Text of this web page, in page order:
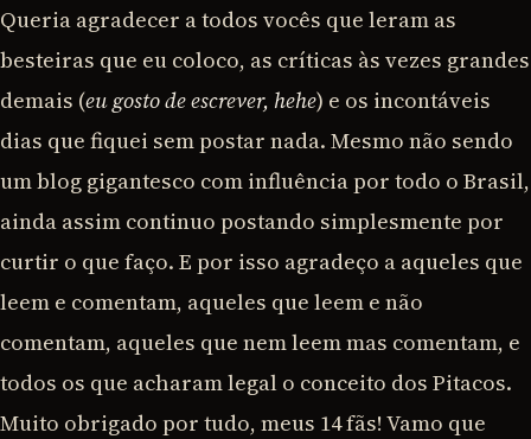
Queria agradecer a todos vocês que leram as
besteiras que eu coloco, as críticas às vezes grandes
demais (eu gosto de escrever, hehe) e os incontáveis
dias que fiquei sem postar nada. Mesmo não sendo
um blog gigantesco com influência por todo o Brasil,
ainda assim continuo postando simplesmente por
curtir o que faço. E por isso agradeço a aqueles que
leem e comentam, aqueles que leem e não
comentam, aqueles que nem leem mas comentam, e
todos os que acharam legal o conceito dos Pitacos.
Muito obrigado por tudo, meus 14 fãs! Vamo que